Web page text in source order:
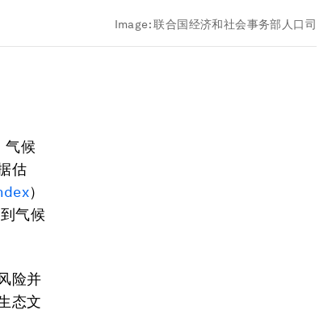
Image:联合国经济和社会事务部人口司
气候
估
）
气候
险并
态文